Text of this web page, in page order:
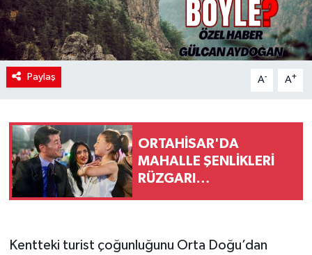
Paylaş A- A+
ORTAHİSAR'DA
MAHALLE ŞENLİKLERİ
RÜZGARI…
Kentteki turist çoğunluğunu Orta Doğu’dan